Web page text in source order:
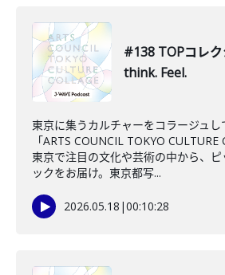
#138 TOPコレ
think. Feel.
東京に集うカルチャーをコラージュ
「ARTS COUNCIL TOKYO CULTURE
東京で注目の文化や芸術の中から、
ックをお届け。東京都写...
2026.05.18 |00:10:28